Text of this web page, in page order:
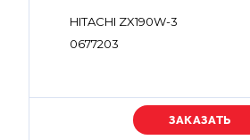
HITACHI ZX190W-3
0677203
Уточняйте цену